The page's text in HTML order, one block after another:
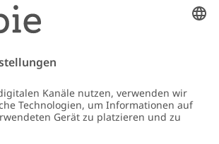
Bestellung und ist nicht mit anderen Rabatten
Gilt nicht für limitierte Artikel. Bitte
Ordner. Lies unsere
Schicken